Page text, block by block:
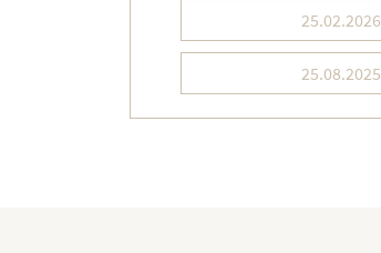
25.02.2026
25.08.2025